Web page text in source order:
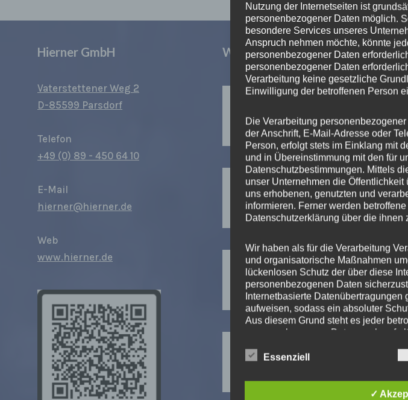
Hierner GmbH
Vaterstettener Weg 2
D-85599 Parsdorf
Telefon
+49 (0) 89 - 450 64 10
E-Mail
hierner@hierner.de
Web
www.hierner.de
Wir sind Premiumpartner
Lowara – a xylem brand
Caprari – pumping power
Nutzung der Internetseiten ist
personenbezogener Daten möglich.
besondere Services unseres
Anspruch nehmen möchte, könnte
personenbezogener Daten
personenbezogener Daten
Verarbeitung keine gesetzliche
Einwilligung der betroffenen Person
Die Verarbeitung
der Anschrift, E-Mail-Adresse oder
Person, erfolgt stets im Einklang mit
und in Übereinstimmung mit den für
Datenschutzbestimmungen. Mittels
unser Unternehmen die
uns erhobenen, genutzten und
informieren. Ferner werden
Datenschutzerklärung über die ihnen
Wir haben als für die Verarbeitung
und organisatorische Maßnahmen
lückenlosen Schutz der über diese
personenbezogenen Daten
Internetbasierte
aufweisen, sodass ein absoluter
Aus diesem Grund steht es jeder
personenbezogene Daten auch auf
Die Datenschutzerklärung beruht auf
Essenziell
✓